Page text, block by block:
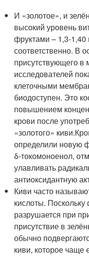
И «золотое», и
высокий уровень
фруктами – 1,3-1,40
соответственно. В
присутствующего в
исследователей
клеточными
биодоступен. Это
повышением
крови после
«золотого»
определили новую
δ-токомоноенол,
улавливать
антиоксидантную
Киви часто
кислоты.
разрушается при
присутствие в
обычно
киви, которое